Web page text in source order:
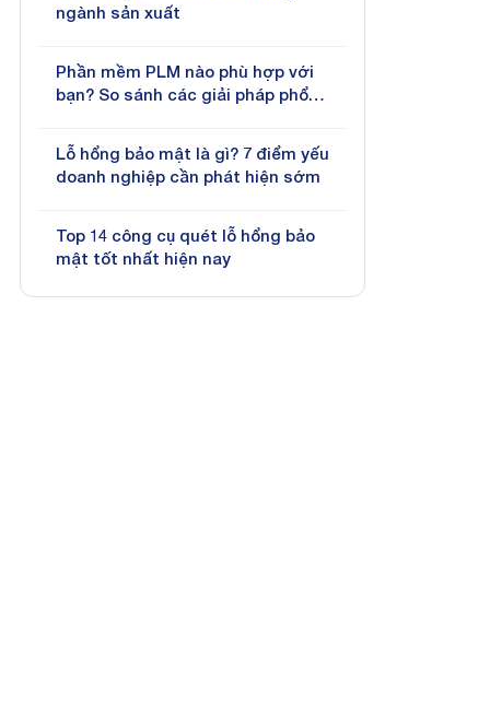
ngành sản xuất
Phần mềm PLM nào phù hợp với
bạn? So sánh các giải pháp phổ
Lỗ hổng bảo mật là gì? 7 điểm yếu
doanh nghiệp cần phát hiện sớm
Top 14 công cụ quét lỗ hổng bảo
mật tốt nhất hiện nay